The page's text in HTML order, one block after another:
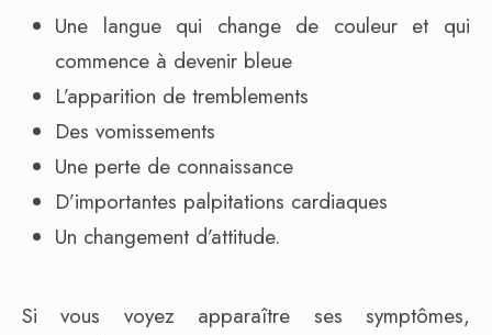
Une langue qui change de couleur et qui
commence à devenir bleue
L’apparition de tremblements
Des vomissements
Une perte de connaissance
D’importantes palpitations cardiaques
Un changement d’attitude.
Si vous voyez apparaître ses symptômes,